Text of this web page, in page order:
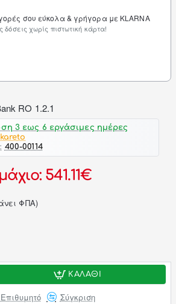
σου εύκολα & γρήγορα με KLARNA
δόσεις χωρίς πιστωτική κάρτα!
3 εως 6 εργάσιμες ημέρες
400-00114
541.11€
ΦΠΑ)
ΚΑΛΆΘΙ
Επιθυμητό Σύγκριση